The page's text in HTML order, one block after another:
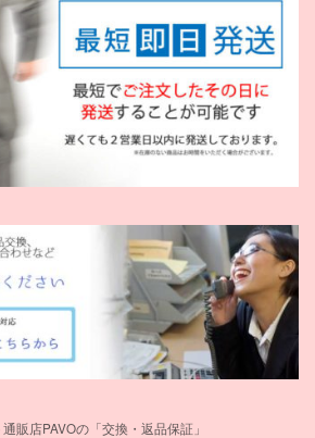
販店PAVOの「交換・返品保証」